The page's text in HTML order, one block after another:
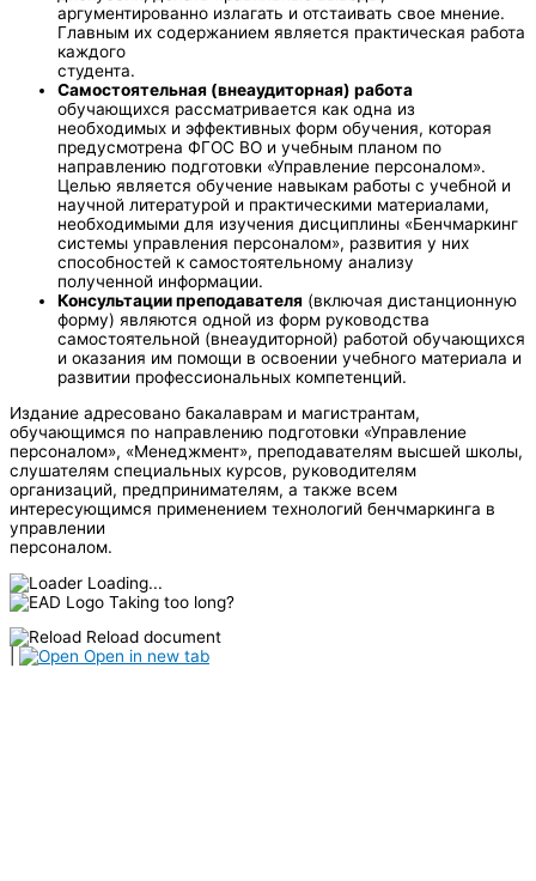
аргументированно излагать и отстаивать свое мнение.
Главным их содержанием является практическая работа
каждого
студента.
Самостоятельная (внеаудиторная) работа
обучающихся рассматривается как одна из
необходимых и эффективных форм обучения, которая
предусмотрена ФГОС ВО и учебным планом по
направлению подготовки «Управление персоналом».
Целью является обучение навыкам работы с учебной и
научной литературой и практическими материалами,
необходимыми для изучения дисциплины «Бенчмаркинг
системы управления персоналом», развития у них
способностей к самостоятельному анализу
полученной информации.
Консультации преподавателя (включая дистанционную
форму) являются одной из форм руководства
самостоятельной (внеаудиторной) работой обучающихся
и оказания им помощи в освоении учебного материала и
развитии профессиональных компетенций.
Издание адресовано бакалаврам и магистрантам,
обучающимся по направлению подготовки «Управление
персоналом», «Менеджмент», преподавателям высшей школы,
слушателям специальных курсов, руководителям
организаций, предпринимателям, а также всем
интересующимся применением технологий бенчмаркинга в
управлении
персоналом.
Loading...
Taking too long?
Reload document
Open in new tab